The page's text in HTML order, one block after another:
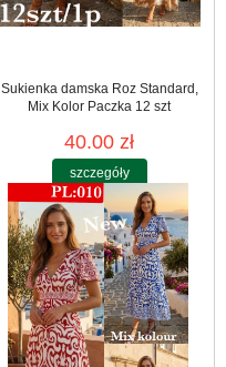
Sukienka damska Roz Standard,
Mix Kolor Paczka 12 szt
40.00 zł
szczegóły